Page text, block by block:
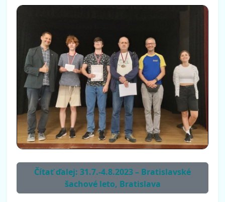
Čítať ďalej: 31.7.-4.8.2023 – Bratislavské
šachové leto, Bratislava